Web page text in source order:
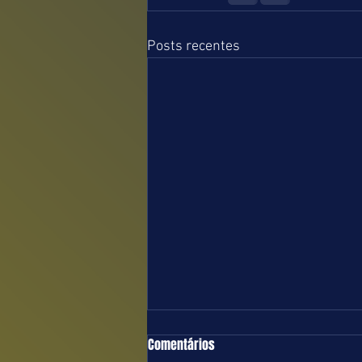
Posts recentes
TURFE = DOMINGO = 09.08.26 = SP
Comentários